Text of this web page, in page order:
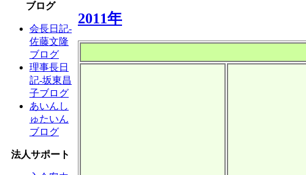
ブログ
会長日記-
佐藤文隆
ブログ
理事長日
記-坂東昌
子ブログ
あいんし
ゅたいん
ブログ
法人サポート
2011年